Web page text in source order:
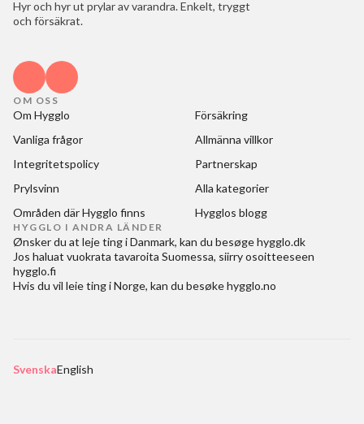
Hyr och hyr ut prylar av varandra. Enkelt, tryggt
och försäkrat.
OM OSS
Om Hygglo
Försäkring
Vanliga frågor
Allmänna villkor
Integritetspolicy
Partnerskap
Prylsvinn
Alla kategorier
Områden där Hygglo finns
Hygglos blogg
HYGGLO I ANDRA LÄNDER
Ønsker du at leje ting i Danmark, kan du besøgehygglo.dk
Jos haluat vuokrata tavaroita Suomessa, siirry osoitteeseen
hygglo.fi
Hvis du vil leie ting i Norge, kan du besøkehygglo.no
SvenskaEnglish